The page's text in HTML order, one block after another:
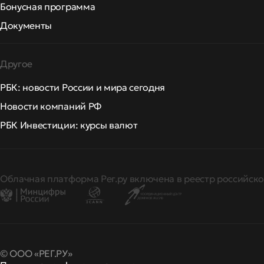
Бонусная программа
Документы
Другое
РБК: новости России и мира сегодня
Новости компаний РФ
РБК Инвестиции: курсы валют
Облачная платформа Рег.ру включена в реестр
© ООО «РЕГ.РУ»